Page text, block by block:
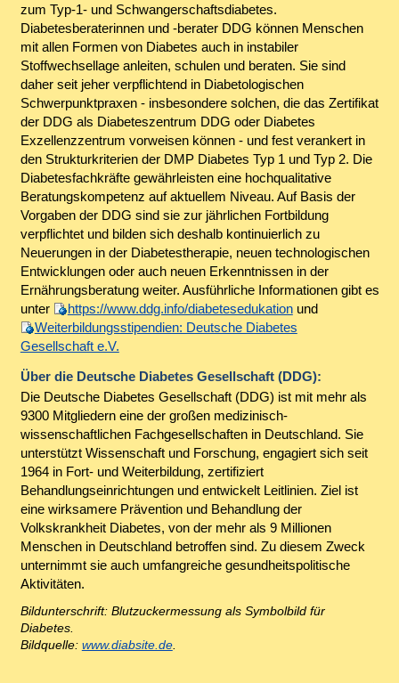
zum Typ-1- und Schwangerschaftsdiabetes.
Diabetesberaterinnen und -berater DDG können Menschen
mit allen Formen von Diabetes auch in instabiler
Stoffwechsellage anleiten, schulen und beraten. Sie sind
daher seit jeher verpflichtend in Diabetologischen
Schwerpunktpraxen - insbesondere solchen, die das Zertifikat
der DDG als Diabeteszentrum DDG oder Diabetes
Exzellenzzentrum vorweisen können - und fest verankert in
den Strukturkriterien der DMP Diabetes Typ 1 und Typ 2. Die
Diabetesfachkräfte gewährleisten eine hochqualitative
Beratungskompetenz auf aktuellem Niveau. Auf Basis der
Vorgaben der DDG sind sie zur jährlichen Fortbildung
verpflichtet und bilden sich deshalb kontinuierlich zu
Neuerungen in der Diabetestherapie, neuen technologischen
Entwicklungen oder auch neuen Erkenntnissen in der
Ernährungsberatung weiter. Ausführliche Informationen gibt es
unter
https://www.ddg.info/diabetesedukationund
Weiterbildungsstipendien: Deutsche Diabetes
Gesellschaft e.V.
Über die Deutsche Diabetes Gesellschaft (DDG):
Die Deutsche Diabetes Gesellschaft (DDG) ist mit mehr als
9300 Mitgliedern eine der großen medizinisch-
wissenschaftlichen Fachgesellschaften in Deutschland. Sie
unterstützt Wissenschaft und Forschung, engagiert sich seit
1964 in Fort- und Weiterbildung, zertifiziert
Behandlungseinrichtungen und entwickelt Leitlinien. Ziel ist
eine wirksamere Prävention und Behandlung der
Volkskrankheit Diabetes, von der mehr als 9 Millionen
Menschen in Deutschland betroffen sind. Zu diesem Zweck
unternimmt sie auch umfangreiche gesundheitspolitische
Aktivitäten.
Bildunterschrift: Blutzuckermessung als Symbolbild für
Diabetes.
Bildquelle: www.diabsite.de.